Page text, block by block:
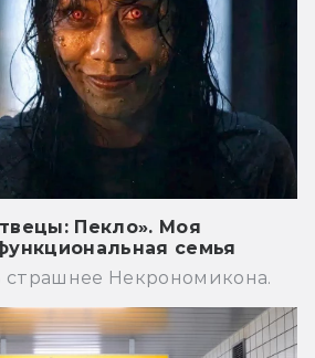
Пекло». Моя
семья
страшнее Некрономикона.